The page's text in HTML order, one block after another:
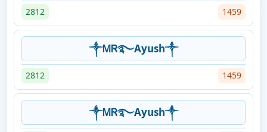
2812 1459
༒ᎷᏒ࿐Ayush༒
2812 1459
༒ᎷᏒ࿐Ayush༒